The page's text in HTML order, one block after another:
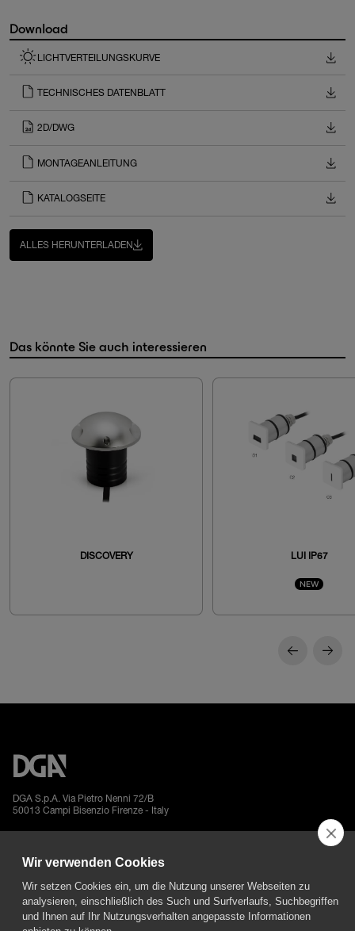
Download
LICHTVERTEILUNGSKURVE
TECHNISCHES DATENBLATT
2D/DWG
MONTAGEANLEITUNG
KATALOGSEITE
ALLES HERUNTERLADEN
Das könnte Sie auch interessieren
DISCOVERY LUI IP67
NEW
DGA S.p.A. Via Pietro Nenni 72/B
50013 Campi Bisenzio Firenze - Italy
All rights reserved - VAT No. 02237280488 - REA: FI496272 - Share capital: €
2.500.000,00
Wir verwenden Cookies
Wir setzen Cookies ein, um die Nutzung unserer Webseiten zu
analysieren, einschließlich des Such und Surfverlaufs, Suchbegriffen
und Ihnen auf Ihr Nutzungsverhalten angepasste Informationen